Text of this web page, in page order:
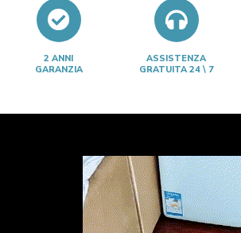
2 ANNI
GARANZIA
ASSISTENZA
GRATUITA 24 \ 7